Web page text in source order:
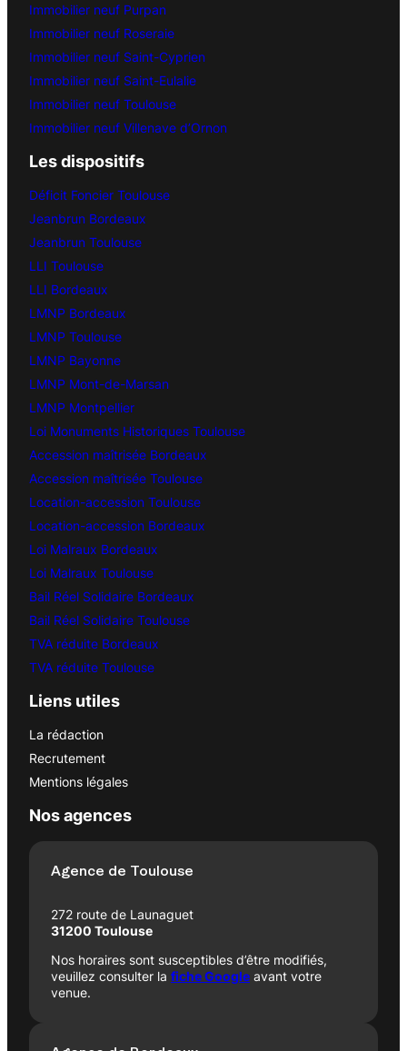
Immobilier neuf Purpan
Immobilier neuf Roseraie
Immobilier neuf Saint-Cyprien
Immobilier neuf Saint-Eulalie
Immobilier neuf Toulouse
Immobilier neuf Villenave d’Ornon
Les dispositifs
Déficit Foncier Toulouse
Jeanbrun Bordeaux
Jeanbrun Toulouse
LLI Toulouse
LLI Bordeaux
LMNP Bordeaux
LMNP Toulouse
LMNP Bayonne
LMNP Mont-de-Marsan
LMNP Montpellier
Loi Monuments Historiques Toulouse
Accession maîtrisée Bordeaux
Accession maîtrisée Toulouse
Location-accession Toulouse
Location-accession Bordeaux
Loi Malraux Bordeaux
Loi Malraux Toulouse
Bail Réel Solidaire Bordeaux
Bail Réel Solidaire Toulouse
TVA réduite Bordeaux
TVA réduite Toulouse
Liens utiles
La rédaction
Recrutement
Mentions légales
Nos agences
Agence de Toulouse
272 route de Launaguet
31200 Toulouse
Nos horaires sont susceptibles d’être modifiés,
veuillez consulter la fiche Google avant votre
venue.